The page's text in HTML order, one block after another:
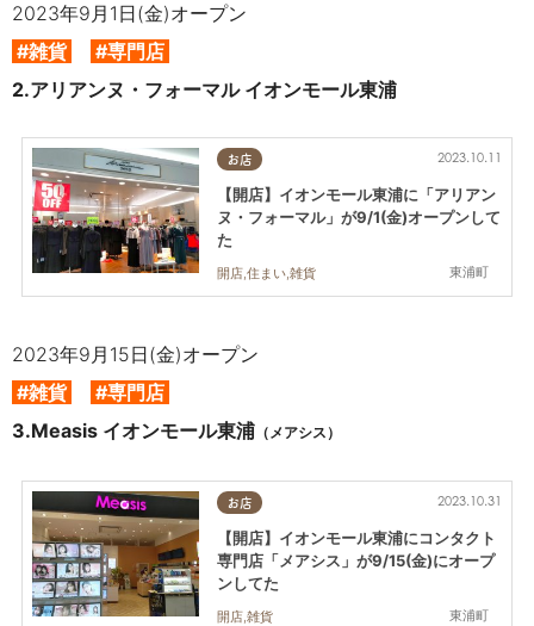
2023年9月1日(金)オープン
#雑貨
#専門店
2.アリアンヌ・フォーマル イオンモール東浦
お店
東浦町
2023.10.11
【開店】イオンモール東浦に「アリアン
ヌ・フォーマル」が9/1(金)オープンして
た
開店,住まい,雑貨
2023年9月15日(金)オープン
#雑貨
#専門店
3.Measis イオンモール東浦 （メアシス）
お店
東浦町
2023.10.31
【開店】イオンモール東浦にコンタクト
専門店「メアシス」が9/15(金)にオープ
ンしてた
開店,雑貨